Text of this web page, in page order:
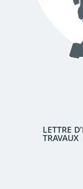
LETTRE
TRAVAUX